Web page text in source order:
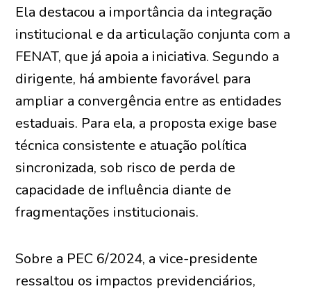
Ela destacou a importância da integração
institucional e da articulação conjunta com a
FENAT, que já apoia a iniciativa. Segundo a
dirigente, há ambiente favorável para
ampliar a convergência entre as entidades
estaduais. Para ela, a proposta exige base
técnica consistente e atuação política
sincronizada, sob risco de perda de
capacidade de influência diante de
fragmentações institucionais.
Sobre a PEC 6/2024, a vice-presidente
ressaltou os impactos previdenciários,